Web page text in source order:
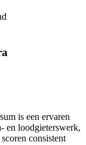
is een ervaren
en loodgieterswerk,
consistent